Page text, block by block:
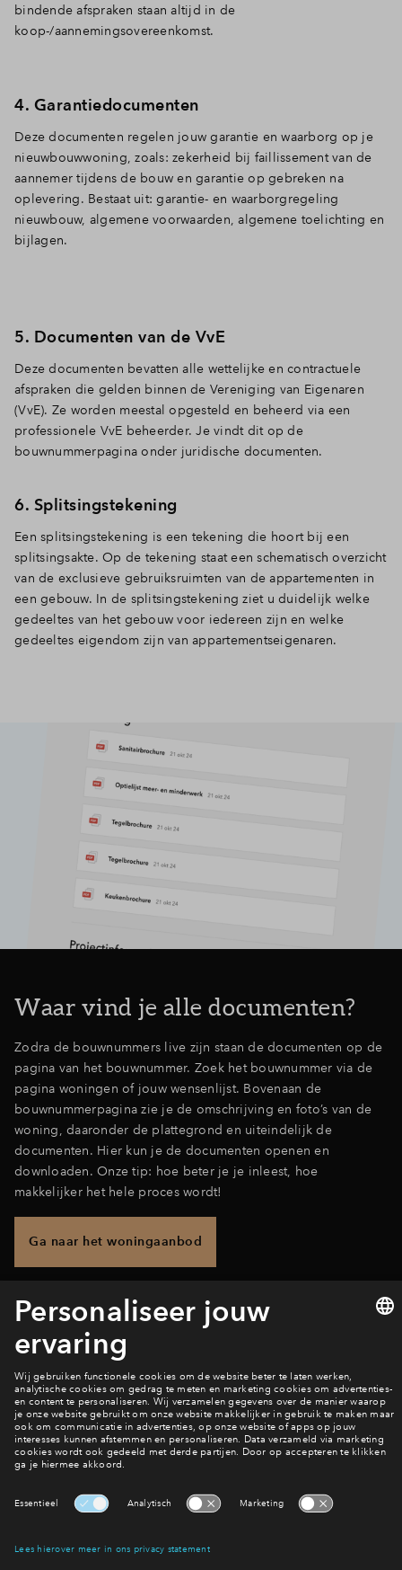
bindende afspraken staan altijd in de
koop-/aannemingsovereenkomst.
4. Garantiedocumenten
Deze documenten regelen jouw garantie en waarborg op je
nieuwbouwwoning, zoals: zekerheid bij faillissement van de
aannemer tijdens de bouw en garantie op gebreken na
oplevering. Bestaat uit: garantie- en waarborgregeling
nieuwbouw, algemene voorwaarden, algemene toelichting en
bijlagen.
5. Documenten van de VvE
Deze documenten bevatten alle wettelijke en contractuele
afspraken die gelden binnen de Vereniging van Eigenaren
(VvE). Ze worden meestal opgesteld en beheerd via een
professionele VvE beheerder. Je vindt dit op de
bouwnummerpagina onder juridische documenten.
6. Splitsingstekening
Een splitsingstekening is een tekening die hoort bij een
splitsingsakte. Op de tekening staat een schematisch overzicht
van de exclusieve gebruiksruimten van de appartementen in
een gebouw. In de splitsingstekening ziet u duidelijk welke
gedeeltes van het gebouw voor iedereen zijn en welke
gedeeltes eigendom zijn van appartementseigenaren.
Waar vind je alle documenten?
Zodra de bouwnummers live zijn staan de documenten op de
pagina van het bouwnummer. Zoek het bouwnummer via de
pagina woningen of jouw wensenlijst. Bovenaan de
bouwnummerpagina zie je de omschrijving en foto’s van de
woning, daaronder de plattegrond en uiteindelijk de
documenten. Hier kun je de documenten openen en
downloaden. Onze tip: hoe beter je je inleest, hoe
makkelijker het hele proces wordt!
Ga naar het woningaanbod
Wil jij hier wonen?
Bekijk het woningaanbod
Interesse? Meld je dan snel aan
Hiermee blijf je op de hoogte van het belangrijkste nieuws en